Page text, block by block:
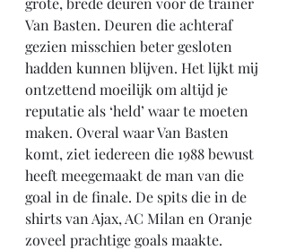
Van Basten. Deuren die achteraf
gezien misschien beter gesloten
hadden kunnen blijven. Het lijkt mij
ontzettend moeilijk om altijd je
reputatie als ‘held’ waar te moeten
maken. Overal waar Van Basten
komt, ziet iedereen die 1988 bewust
heeft meegemaakt de man van die
goal in de finale. De spits die in de
shirts van Ajax, AC Milan en Oranje
zoveel prachtige goals maakte.